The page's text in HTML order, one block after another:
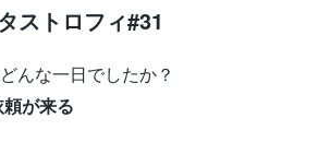
ストロフィ#31
んな一日でしたか？
が来る